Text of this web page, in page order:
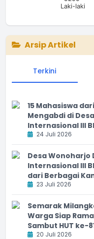
Laki-laki
Arsip Artikel
Terkini
15 Mahasiswa
Mengabdi di
Internasional III
24 Juli 2026
Desa Wonoharjo
Internasional III
dari Berbagai
23 Juli 2026
Semarak
Warga Siap
Sambut HUT ke-
20 Juli 2026